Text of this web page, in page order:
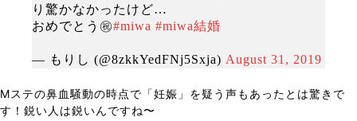
り驚かなかったけど…
おめでとう㊗️#miwa #miwa結婚
— もりし (@8zkkYedFNj5Sxja) August 31, 2019
Mステの鼻血騒動の時点で「妊娠」を疑う声もあったとは驚きで
す！鋭い人は鋭いんですね〜